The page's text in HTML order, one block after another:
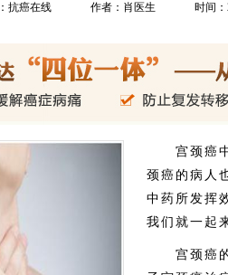
抗癌在线 作者：肖医生 时间：
宫颈癌中
颈癌的病人
中药所发挥
我们就一起
宫颈癌的